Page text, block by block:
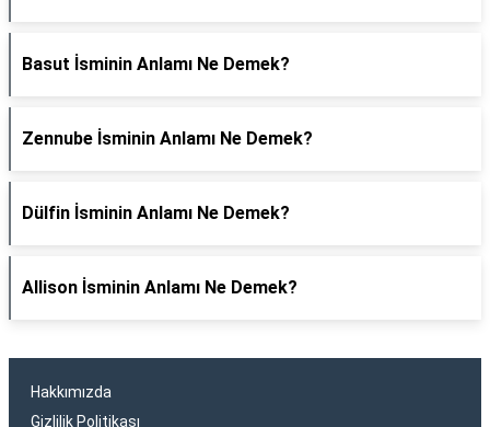
Basut İsminin Anlamı Ne Demek?
Zennube İsminin Anlamı Ne Demek?
Dülfin İsminin Anlamı Ne Demek?
Allison İsminin Anlamı Ne Demek?
Hakkımızda
Gizlilik Politikası